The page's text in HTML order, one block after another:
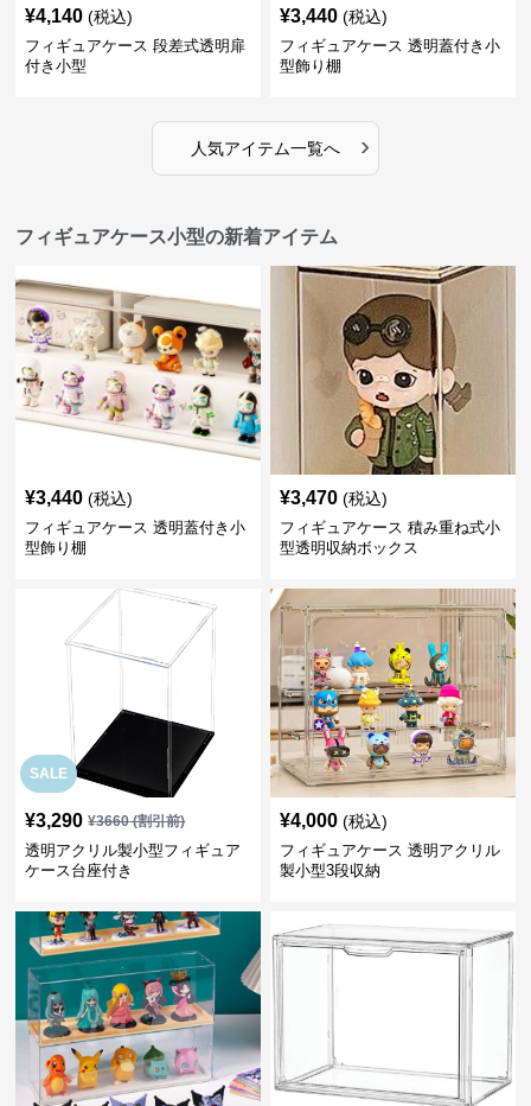
¥4,140 (税込)
フィギュアケース 段差式透明扉
付き小型
¥3,440 (税込)
フィギュアケース 透明蓋付き小
型飾り棚
人気アイテム一覧へ ›
フィギュアケース小型の新着アイテム
¥3,440 (税込)
フィギュアケース 透明蓋付き小
型飾り棚
¥3,470 (税込)
フィギュアケース 積み重ね式小
型透明収納ボックス
SALE
¥3,290 ¥3660(割引前)
透明アクリル製小型フィギュア
ケース台座付き
¥4,000 (税込)
フィギュアケース 透明アクリル
製小型3段収納